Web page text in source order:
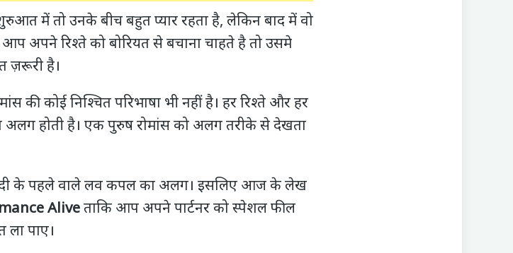
में तो उनके बीच बहुत प्यार रहता है, लेकिन बाद में वो
अपने रिश्ते को बोरियत से बचाना चाहते है तो उसमे
ज़रूरी है।
की कोई निश्चित परिभाषा भी नहीं है। हर रिश्ते और हर
होती है। एक पुरुष रोमांस को अलग तरीके से देखता
के पहले वाले लव कपल का अलग। इसलिए आज के लेख
Aliveताकि आप अपने पार्टनर को स्पेशल फील
पाए।